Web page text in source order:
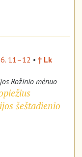
11–12 • † Lk
Rožinio mėnuo
šeštadienio